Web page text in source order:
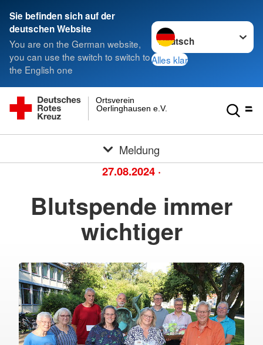
Sie befinden sich auf der
deutschen Website
You are on the German website,
you can use the switch to switch to
the English one
Sprache wechseln zu
Alles klar
Oerlinghausen e.V.
Ortsverein
Meldung
27.08.2024 ·
Blutspende immer
wichtiger